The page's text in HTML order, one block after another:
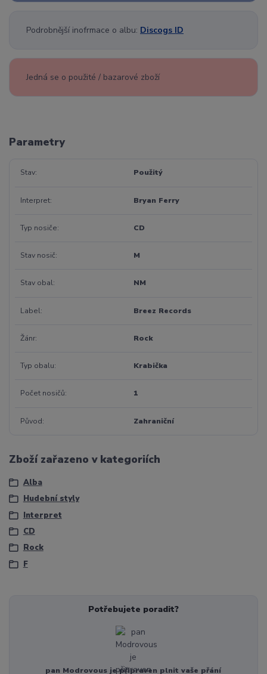
Podrobnější inofrmace o albu: Discogs ID
Jedná se o použité / bazarové zboží
Parametry
Stav Použitý
Interpret Bryan Ferry
Typ nosiče CD
Stav nosič M
Stav obal NM
Label Breez Records
Žánr Rock
Typ obalu Krabička
Počet nosičů 1
Původ Zahraniční
Zboží zařazeno v kategoriích
Alba
Hudební styly
Interpret
CD
Rock
F
Potřebujete poradit?
pan Modrovous je připraven plnit vaše přání